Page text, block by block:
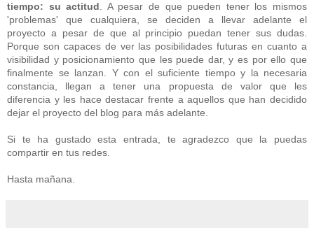
tiempo: su actitud. A pesar de que pueden tener los mismos
'problemas' que cualquiera, se deciden a llevar adelante el
proyecto a pesar de que al principio puedan tener sus dudas.
Porque son capaces de ver las posibilidades futuras en cuanto a
visibilidad y posicionamiento que les puede dar, y es por ello que
finalmente se lanzan. Y con el suficiente tiempo y la necesaria
constancia, llegan a tener una propuesta de valor que les
diferencia y les hace destacar frente a aquellos que han decidido
dejar el proyecto del blog para más adelante.
Si te ha gustado esta entrada, te agradezco que la puedas
compartir en tus redes.
Hasta mañana.